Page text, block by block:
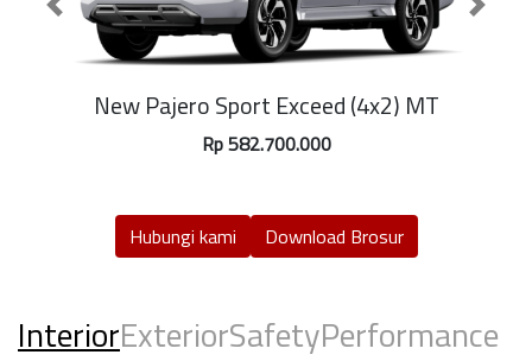
New Pajero Sport Exceed (4x2) MT
Rp 582.700.000
Previous Next
Hubungi kami Download Brosur
InteriorExteriorSafetyPerformance